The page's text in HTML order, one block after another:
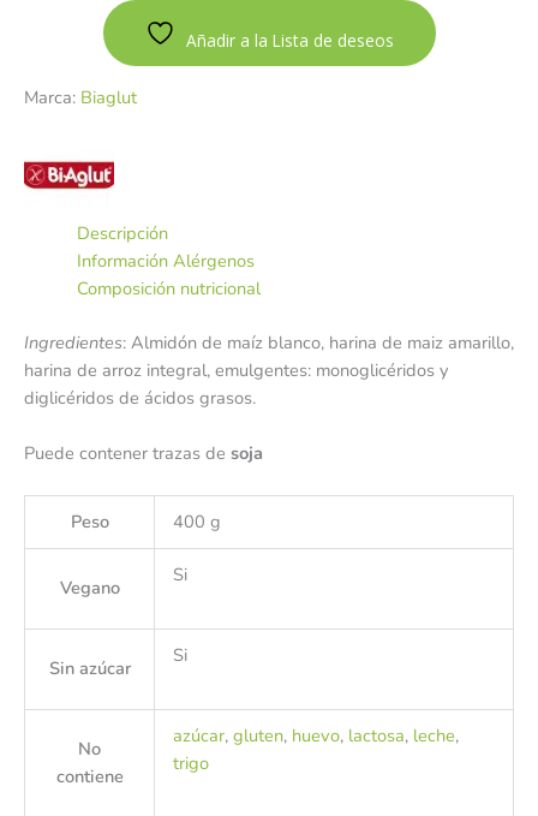
Añadir a la Lista de deseos
Marca: Biaglut
Descripción
Información Alérgenos
Composición nutricional
Ingredientes: Almidón de maíz blanco, harina de maiz amarillo,
harina de arroz integral, emulgentes: monoglicéridos y
diglicéridos de ácidos grasos.
Puede contener trazas de soja
Peso 400 g
Vegano
Si
Sin azúcar
Si
No
contiene
azúcar, gluten, huevo, lactosa, leche,
trigo